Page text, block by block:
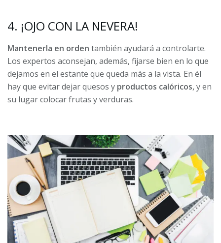
4. ¡OJO CON LA NEVERA!
Mantenerla en orden también ayudará a controlarte.
Los expertos aconsejan, además, fijarse bien en lo que
dejamos en el estante que queda más a la vista. En él
hay que evitar dejar quesos y productos calóricos,y en
su lugar colocar frutas y verduras.